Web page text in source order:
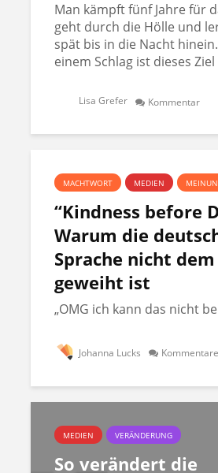
Man kämpft fünf Jahre für
geht durch die Hölle und
spät bis in die Nacht
einem Schlag ist dieses
Lisa Grefer Kommentar
MACHTWORT MEDIEN
“Kindness before
Warum die
Sprache nicht
geweiht ist
„OMG ich kann das nicht
Johanna Lucks Kommentare
MEDIEN VERÄNDERUNG
So verändert die